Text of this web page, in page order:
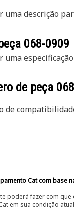
descrição
068-0909
de peça
de
Cat com base
poderá fazer com
em sua condição